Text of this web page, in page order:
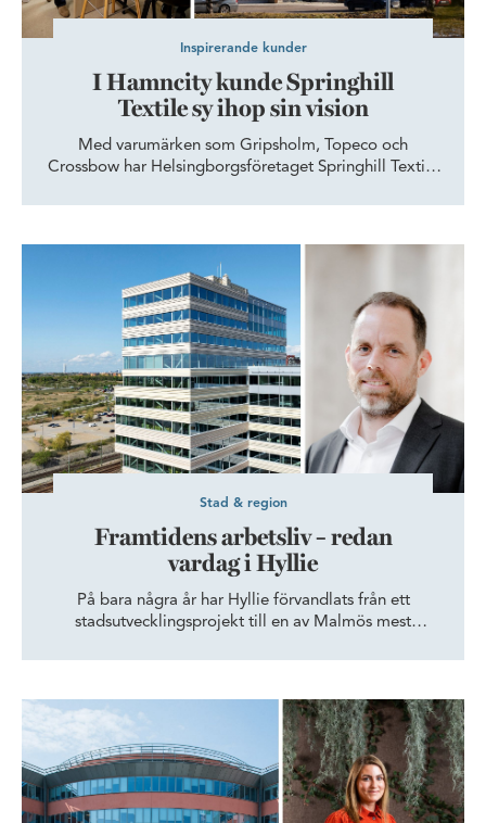
Inspirerande kunder
I Hamncity kunde Springhill
Textile sy ihop sin vision
Med varumärken som Gripsholm, Topeco och
Crossbow har Helsingborgsföretaget Springhill Textile
linneskåp. Produkterna utvecklas här, på huvudkontoret
leverantörer, säger designern Maria Bannura.
Stad & region
Framtidens arbetsliv – redan
vardag i Hyllie
På bara några år har Hyllie förvandlats från ett
stadsutvecklingsprojekt till en av Malmös mest
Knowit växer på Ideon i Lund: ”Självklart att sitta kvar i Node”